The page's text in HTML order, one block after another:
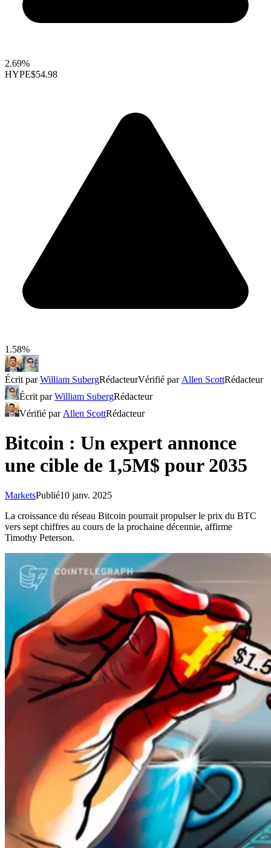
2.69%
HYPE$54.98
1.58%
Écrit parWilliam SubergRédacteurVérifié par Allen ScottRédacteur
Écrit parWilliam SubergRédacteur
Vérifié par Allen ScottRédacteur
Bitcoin : Un expert annonce
une cible de 1,5M$ pour 2035
MarketsPublié10 janv. 2025
La croissance du réseau Bitcoin pourrait propulser le prix du BTC
vers sept chiffres au cours de la prochaine décennie, affirme
Timothy Peterson.